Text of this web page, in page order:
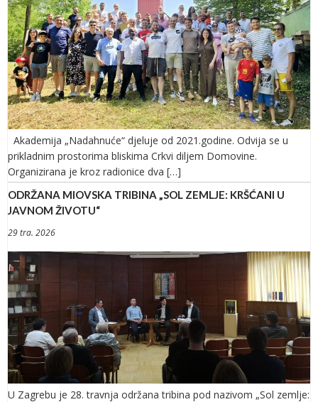
Akademija „Nadahnuće“ djeluje od 2021.godine. Odvija se u
prikladnim prostorima bliskima Crkvi diljem Domovine.
Organizirana je kroz radionice dva […]
ODRŽANA MIOVSKA TRIBINA „SOL ZEMLJE: KRŠĆANI U
JAVNOM ŽIVOTU“
29 tra. 2026
U Zagrebu je 28. travnja održana tribina pod nazivom „Sol zemlje: